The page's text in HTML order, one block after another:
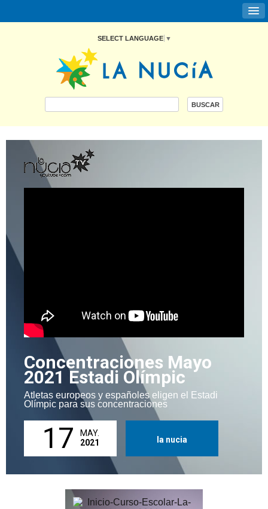
SELECT LANGUAGE ▼
Concentraciones Mayo
2021 Estadi Olímpic
Atletas europeos y españoles eligen el Estadi
Olímpic para sus concentraciones
17
MAY.
2021
la nucia